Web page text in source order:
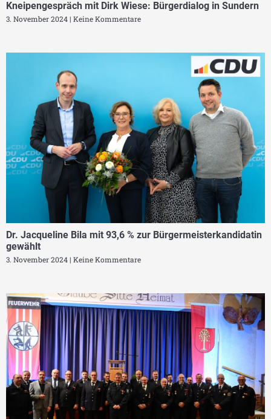
Kneipengespräch mit Dirk Wiese: Bürgerdialog in Sundern
3. November 2024 Keine Kommentare
Dr. Jacqueline Bila mit 93,6 % zur Bürgermeisterkandidatin
gewählt
3. November 2024 Keine Kommentare